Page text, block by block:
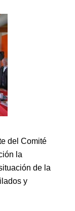
del Comité
la
de la
y